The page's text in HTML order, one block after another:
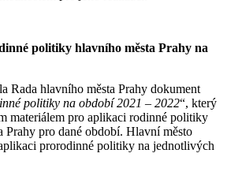
politiky hlavního města Prahy na
Rada hlavního města Prahy dokument
politiky na období 2021 – 2022“, který
materiálem pro aplikaci rodinné politiky
Prahy pro dané období. Hlavní město
prorodinné politiky na jednotlivých